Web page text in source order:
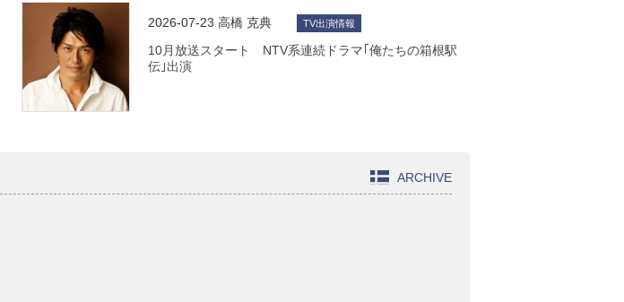
2026-07-23 高橋 克典 TV出演情報
10月放送スタート NTV系連続ドラマ｢俺たちの箱根駅
伝｣出演
ARCHIVE